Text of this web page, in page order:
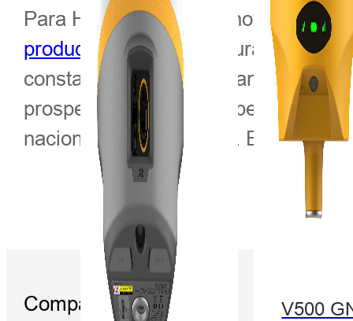
V500
Para Hi-Target, cada innovación es
producto hidrográfico
Durante más
constantemente por garantizar que
prosperando, lo que ha permitido
nacional e internacional. El
Compartir: